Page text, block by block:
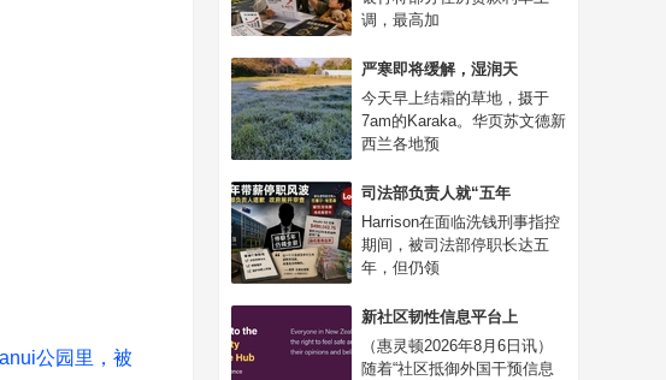
公园里，被
调，最高加
严寒即将缓解，湿润天
今天早上结霜的草地，摄于
7am的Karaka。华页苏文德新
西兰各地预
司法部负责人就“五年
Harrison在面临洗钱刑事指控
期间，被司法部停职长达五
年，但仍领
新社区韧性信息平台上
（惠灵顿2026年8月6日讯）
随着“社区抵御外国干预信息